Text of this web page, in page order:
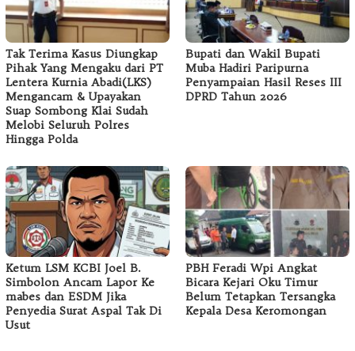
Tak Terima Kasus Diungkap
Pihak Yang Mengaku dari PT
Lentera Kurnia Abadi(LKS)
Mengancam & Upayakan
Suap Sombong Klai Sudah
Melobi Seluruh Polres
Hingga Polda
Bupati dan Wakil Bupati
Muba Hadiri Paripurna
Penyampaian Hasil Reses III
DPRD Tahun 2026
Ketum LSM KCBI Joel B.
Simbolon Ancam Lapor Ke
mabes dan ESDM Jika
Penyedia Surat Aspal Tak Di
Usut
PBH Feradi Wpi Angkat
Bicara Kejari Oku Timur
Belum Tetapkan Tersangka
Kepala Desa Keromongan